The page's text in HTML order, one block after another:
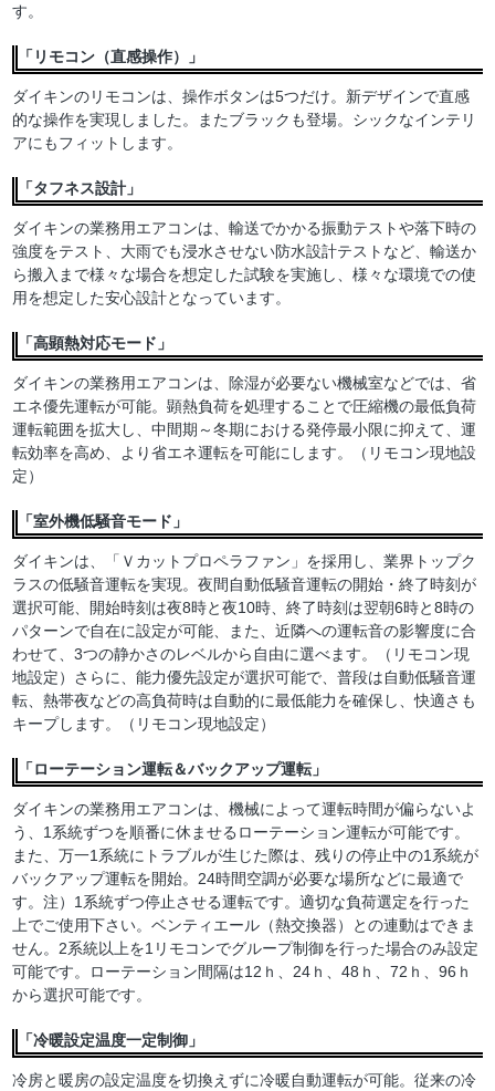
す。
「リモコン（直感操作）」
ダイキンのリモコンは、操作ボタンは5つだけ。新デザインで直感
的な操作を実現しました。またブラックも登場。シックなインテリ
アにもフィットします。
「タフネス設計」
ダイキンの業務用エアコンは、輸送でかかる振動テストや落下時の
強度をテスト、大雨でも浸水させない防水設計テストなど、輸送か
ら搬入まで様々な場合を想定した試験を実施し、様々な環境での使
用を想定した安心設計となっています。
「高顕熱対応モード」
ダイキンの業務用エアコンは、除湿が必要ない機械室などでは、省
エネ優先運転が可能。顕熱負荷を処理することで圧縮機の最低負荷
運転範囲を拡大し、中間期～冬期における発停最小限に抑えて、運
転効率を高め、より省エネ運転を可能にします。（リモコン現地設
定）
「室外機低騒音モード」
ダイキンは、「Ｖカットプロペラファン」を採用し、業界トップク
ラスの低騒音運転を実現。夜間自動低騒音運転の開始・終了時刻が
選択可能、開始時刻は夜8時と夜10時、終了時刻は翌朝6時と8時の
パターンで自在に設定が可能、また、近隣への運転音の影響度に合
わせて、3つの静かさのレベルから自由に選べます。（リモコン現
地設定）さらに、能力優先設定が選択可能で、普段は自動低騒音運
転、熱帯夜などの高負荷時は自動的に最低能力を確保し、快適さも
キープします。（リモコン現地設定）
「ローテーション運転＆バックアップ運転」
ダイキンの業務用エアコンは、機械によって運転時間が偏らないよ
う、1系統ずつを順番に休ませるローテーション運転が可能です。
また、万一1系統にトラブルが生じた際は、残りの停止中の1系統が
バックアップ運転を開始。24時間空調が必要な場所などに最適で
す。注）1系統ずつ停止させる運転です。適切な負荷選定を行った
上でご使用下さい。ベンティエール（熱交換器）との連動はできま
せん。2系統以上を1リモコンでグループ制御を行った場合のみ設定
可能です。ローテーション間隔は12ｈ、24ｈ、48ｈ、72ｈ、96ｈ
から選択可能です。
「冷暖設定温度一定制御」
冷房と暖房の設定温度を切換えずに冷暖自動運転が可能。従来の冷